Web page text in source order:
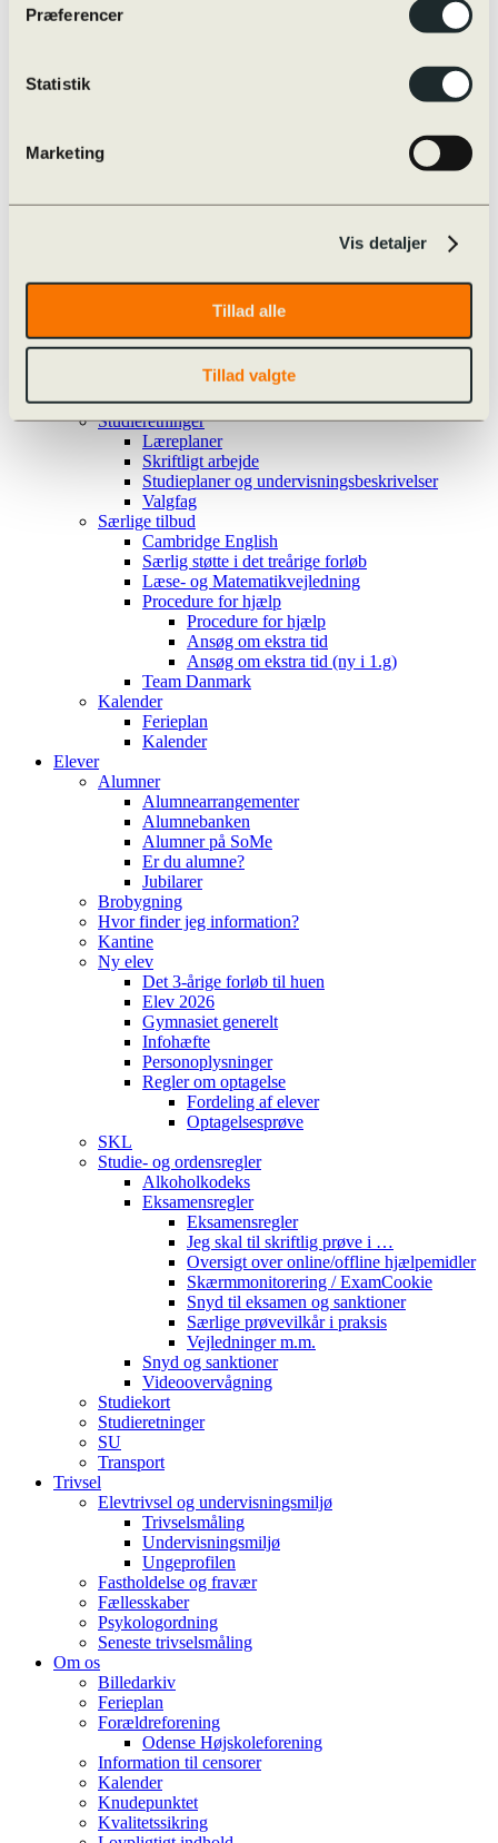
Præferencer
Statistik
Marketing
Vis detaljer
Tillad alle
Tillad valgte
Internationalt
Studierejser
Udvekslingselever
Evaluering
Nøgletal
Snyd og sanktioner
Strategiplan
Studieretninger
Læreplaner
Skriftligt arbejde
Studieplaner og undervisningsbeskrivelser
Valgfag
Særlige tilbud
Cambridge English
Særlig støtte i det treårige forløb
Læse- og Matematikvejledning
Procedure for hjælp
Procedure for hjælp
Ansøg om ekstra tid
Ansøg om ekstra tid (ny i 1.g)
Team Danmark
Kalender
Ferieplan
Kalender
Elever
Alumner
Alumnearrangementer
Alumnebanken
Alumner på SoMe
Er du alumne?
Jubilarer
Brobygning
Hvor finder jeg information?
Kantine
Ny elev
Det 3-årige forløb til huen
Elev 2026
Gymnasiet generelt
Infohæfte
Personoplysninger
Regler om optagelse
Fordeling af elever
Optagelsesprøve
SKL
Studie- og ordensregler
Alkoholkodeks
Eksamensregler
Eksamensregler
Jeg skal til skriftlig prøve i …
Oversigt over online/offline hjælpemidler
Skærmmonitorering / ExamCookie
Snyd til eksamen og sanktioner
Særlige prøvevilkår i praksis
Vejledninger m.m.
Snyd og sanktioner
Videoovervågning
Studiekort
Studieretninger
SU
Transport
Trivsel
Elevtrivsel og undervisningsmiljø
Trivselsmåling
Undervisningsmiljø
Ungeprofilen
Fastholdelse og fravær
Fællesskaber
Psykologordning
Seneste trivselsmåling
Om os
Billedarkiv
Ferieplan
Forældreforening
Odense Højskoleforening
Information til censorer
Kalender
Knudepunktet
Kvalitetssikring